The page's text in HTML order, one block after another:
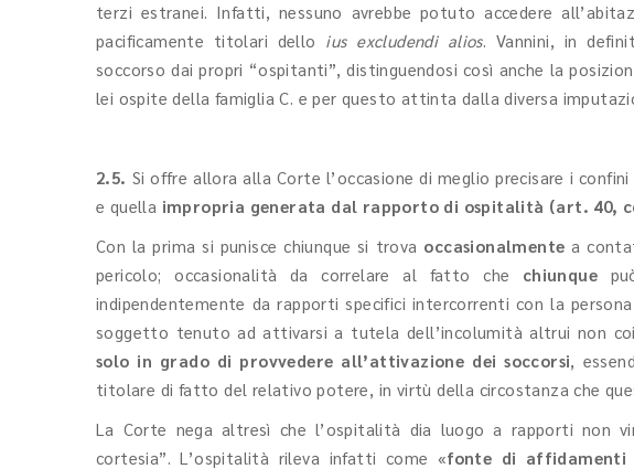
terzi estranei. Infatti, nessuno avrebbe potuto accedere
pacificamente titolari dello ius excludendi alios. Vannini, in
soccorso dai propri “ospitanti”, distinguendosi così anche la
lei ospite della famiglia C. e per questo attinta dalla diversa
2.5. Si offre allora alla Corte l’occasione di meglio precisare i confini
e quella impropria generata dal rapporto di ospitalità (art. 40,
Con la prima si punisce chiunque si trova occasionalmentea
pericolo; occasionalità da correlare al fatto che chiunque
indipendentemente da rapporti specifici intercorrenti con la
soggetto tenuto ad attivarsi a tutela dell’incolumità altrui non
solo in grado di provvedere all’attivazione dei soccorsi,
titolare di fatto del relativo potere, in virtù della circostanza che
La Corte nega altresì che l’ospitalità dia luogo a rapporti non
cortesia”. L’ospitalità rileva infatti come «fonte di affidamenti